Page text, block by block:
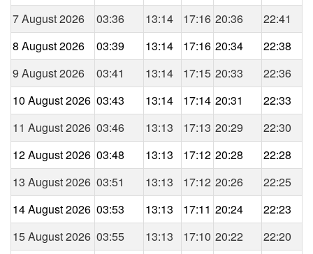
7 August 2026
03:36 13:14 17:16 20:36
22:41
8 August 2026
03:39 13:14 17:16 20:34
22:38
9 August 2026
03:41 13:14 17:15 20:33
22:36
10 August 2026 03:43 13:14 17:14 20:31
22:33
11 August 2026 03:46 13:13 17:13 20:29
22:30
12 August 2026 03:48 13:13 17:12 20:28
22:28
13 August 2026 03:51 13:13 17:12 20:26
22:25
14 August 2026 03:53 13:13 17:11 20:24
22:23
15 August 2026 03:55 13:13 17:10 20:22
22:20